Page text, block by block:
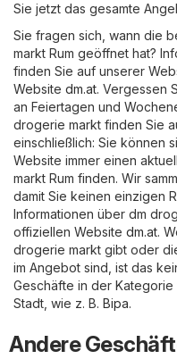
Sie jetzt das gesamte
Sie fragen sich, wann die
markt Rum geöffnet hat?
finden Sie auf unserer
Website dm.at. Vergessen
an Feiertagen und
drogerie markt finden Sie
einschließlich: Sie können
Website immer einen
markt Rum finden. Wir
damit Sie keinen einzigen
Informationen über dm
offiziellen Website dm.at.
drogerie markt gibt oder
im Angebot sind, ist das
Geschäfte in der Kategorie
Stadt, wie z. B. Bipa.
Andere